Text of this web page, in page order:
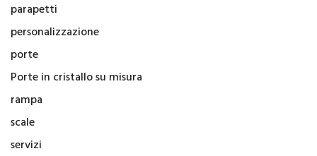
parapetti
personalizzazione
porte
Porte in cristallo su misura
rampa
scale
servizi